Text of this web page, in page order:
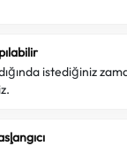
istediğiniz